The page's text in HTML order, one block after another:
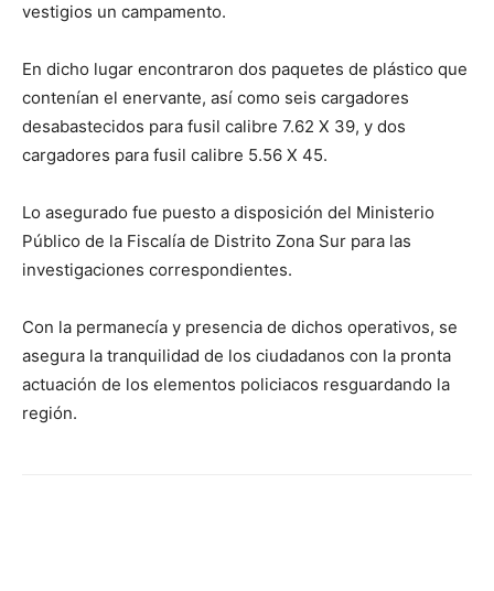
vestigios un campamento.
En dicho lugar encontraron dos paquetes de plástico que
contenían el enervante, así como seis cargadores
desabastecidos para fusil calibre 7.62 X 39, y dos
cargadores para fusil calibre 5.56 X 45.
Lo asegurado fue puesto a disposición del Ministerio
Público de la Fiscalía de Distrito Zona Sur para las
investigaciones correspondientes.
Con la permanecía y presencia de dichos operativos, se
asegura la tranquilidad de los ciudadanos con la pronta
actuación de los elementos policiacos resguardando la
región.